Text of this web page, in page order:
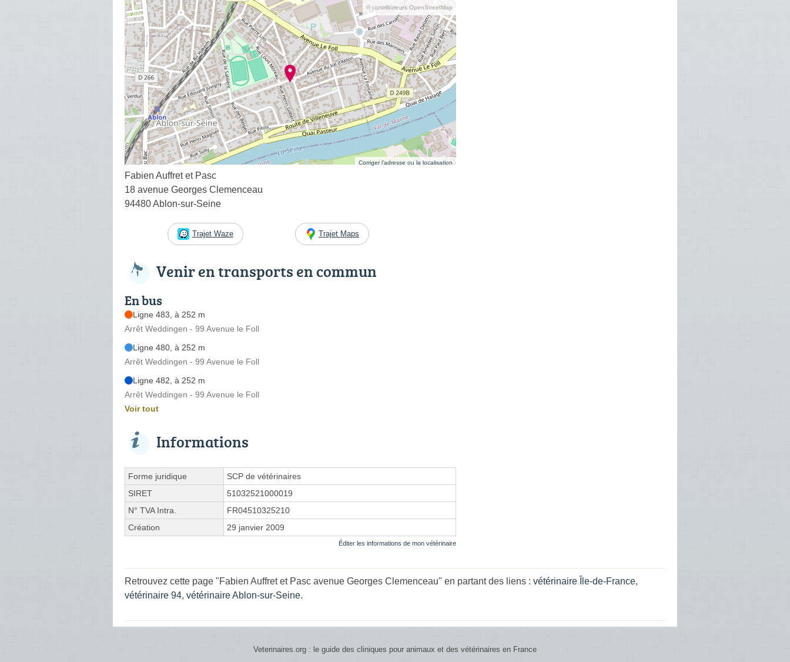
© contributeurs OpenStreetMap
Corriger l’adresse ou la localisation
Fabien Auffret et Pasc
18 avenue Georges Clemenceau
94480 Ablon-sur-Seine
Trajet Waze Trajet Maps
Venir en transports en commun
En bus
Ligne 483, à 252 m
Arrêt Weddingen - 99 Avenue le Foll
Ligne 480, à 252 m
Arrêt Weddingen - 99 Avenue le Foll
Ligne 482, à 252 m
Arrêt Weddingen - 99 Avenue le Foll
Voir tout
Informations
Forme juridique
SCP de vétérinaires
SIRET
51032521000019
N° TVA Intra.
FR04510325210
Création
29 janvier 2009
Éditer les informations de mon vétérinaire
Retrouvez cette page "Fabien Auffret et Pasc avenue Georges Clemenceau" en partant des liens : vétérinaire Île-de-France,
vétérinaire 94, vétérinaire Ablon-sur-Seine.
Veterinaires.org : le guide des cliniques pour animaux et des vétérinaires en France